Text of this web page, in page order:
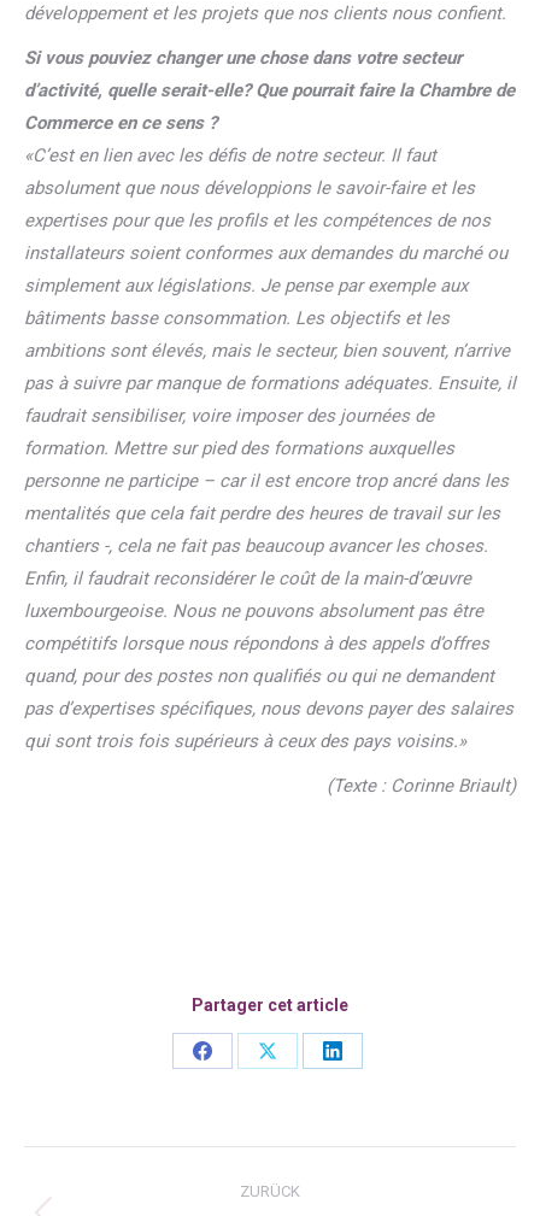
développement et les projets que nos clients nous confient.
Si vous pouviez changer une chose dans votre secteur
d’activité, quelle serait-elle? Que pourrait faire la Chambre de
Commerce en ce sens ?
«C’est en lien avec les défis de notre secteur. Il faut
absolument que nous développions le savoir-faire et les
expertises pour que les profils et les compétences de nos
installateurs soient conformes aux demandes du marché ou
simplement aux législations. Je pense par exemple aux
bâtiments basse consommation. Les objectifs et les
ambitions sont élevés, mais le secteur, bien souvent, n’arrive
pas à suivre par manque de formations adéquates. Ensuite, il
faudrait sensibiliser, voire imposer des journées de
formation. Mettre sur pied des formations auxquelles
personne ne participe – car il est encore trop ancré dans les
mentalités que cela fait perdre des heures de travail sur les
chantiers -, cela ne fait pas beaucoup avancer les choses.
Enfin, il faudrait reconsidérer le coût de la main-d’œuvre
luxembourgeoise. Nous ne pouvons absolument pas être
compétitifs lorsque nous répondons à des appels d’offres
quand, pour des postes non qualifiés ou qui ne demandent
pas d’expertises spécifiques, nous devons payer des salaires
qui sont trois fois supérieurs à ceux des pays voisins.»
(Texte : Corinne Briault)
Partager cet article
Share
Share
Share
Kommentarnavigation
ZURÜCK